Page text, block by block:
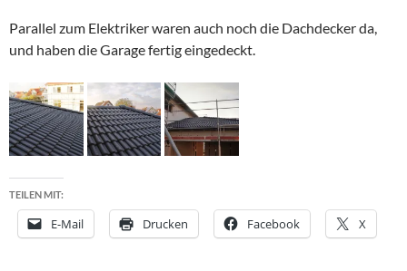
Parallel zum Elektriker waren auch noch die Dachdecker da,
und haben die Garage fertig eingedeckt.
TEILEN MIT:
E-Mail Drucken Facebook X